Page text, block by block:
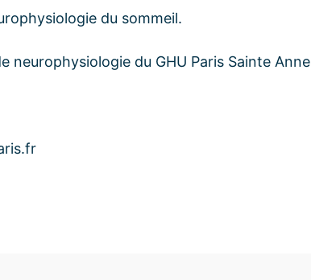
du sommeil.
neurophysiologie du GHU Paris Sainte Anne